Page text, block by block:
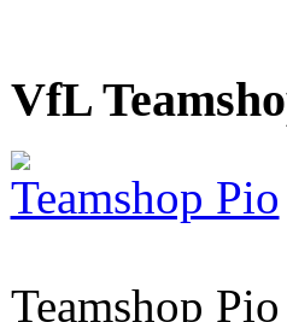
VfL
Teamshop Pio
Teamshop